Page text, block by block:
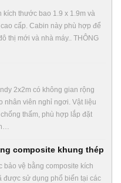
kích thước bao 1.9 x 1.9m và
cấp. Cabin này phù hợp để
thị mới và nhà máy.. THÔNG
2x2m có không gian rộng
nhân viên nghỉ ngơi. Vật liệu
thấm, phù hợp lắp đặt
composite khung thép
bảo vệ bằng composite kích
được sử dụng phổ biến tại các